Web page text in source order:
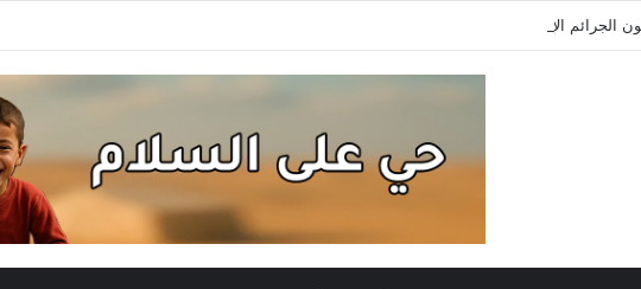
الجرائم الإلكترونية يستعيد سطوته .. حادثتا اعتقال تهددان حرية التعبير